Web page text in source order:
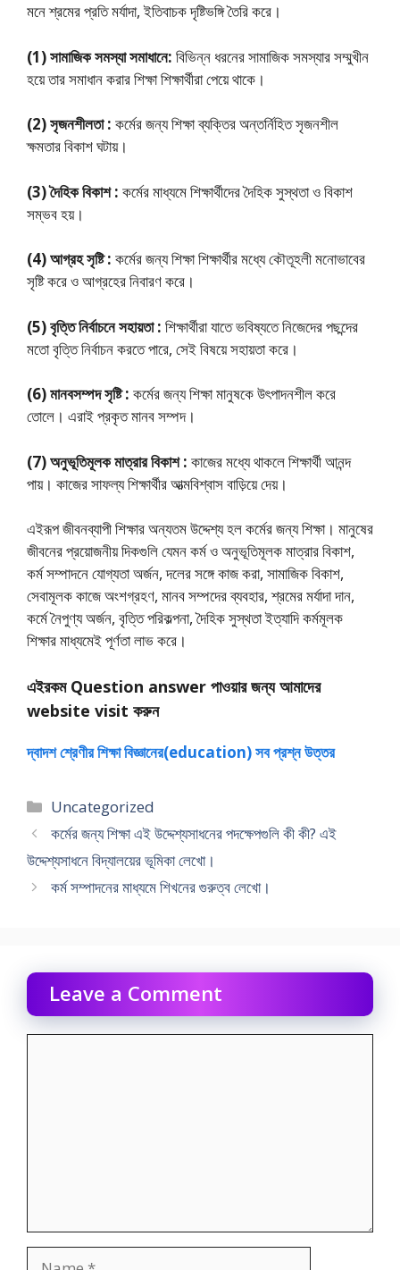
মনে শ্রমের প্রতি মর্যাদা, ইতিবাচক দৃষ্টিভঙ্গি তৈরি করে।
(1) সামাজিক সমস্যা সমাধানে: বিভিন্ন ধরনের সামাজিক সমস্যার সম্মুখীন
হয়ে তার সমাধান করার শিক্ষা শিক্ষার্থীরা পেয়ে থাকে।
(2) সৃজনশীলতা : কর্মের জন্য শিক্ষা ব্যক্তির অন্তর্নিহিত সৃজনশীল
ক্ষমতার বিকাশ ঘটায়।
(3) দৈহিক বিকাশ : কর্মের মাধ্যমে শিক্ষার্থীদের দৈহিক সুস্থতা ও বিকাশ
সম্ভব হয়।
(4) আগ্রহ সৃষ্টি : কর্মের জন্য শিক্ষা শিক্ষার্থীর মধ্যে কৌতূহলী মনােভাবের
সৃষ্টি করে ও আগ্রহের নিবারণ করে।
(5) বৃত্তি নির্বাচনে সহায়তা : শিক্ষার্থীরা যাতে ভবিষ্যতে নিজেদের পছন্দের
মতাে বৃত্তি নির্বাচন করতে পারে, সেই বিষয়ে সহায়তা করে।
(6) মানবসম্পদ সৃষ্টি : কর্মের জন্য শিক্ষা মানুষকে উৎপাদনশীল করে
তােলে। এরাই প্রকৃত মানব সম্পদ।
(7) অনুভূতিমূলক মাত্রার বিকাশ : কাজের মধ্যে থাকলে শিক্ষার্থী আনন্দ
পায়। কাজের সাফল্য শিক্ষার্থীর আত্মবিশ্বাস বাড়িয়ে দেয়।
এইরূপ জীবনব্যাপী শিক্ষার অন্যতম উদ্দেশ্য হল কর্মের জন্য শিক্ষা। মানুষের
জীবনের প্রয়ােজনীয় দিকগুলি যেমন কর্ম ও অনুভূতিমূলক মাত্রার বিকাশ,
কর্ম সম্পাদনে যােগ্যতা অর্জন, দলের সঙ্গে কাজ করা, সামাজিক বিকাশ,
সেবামূলক কাজে অংশগ্রহণ, মানব সম্পদের ব্যবহার, শ্রমের মর্যাদা দান,
কর্মে নৈপুণ্য অর্জন, বৃত্তি পরিকল্পনা, দৈহিক সুস্থতা ইত্যাদি কর্মমূলক
শিক্ষার মাধ্যমেই পূর্ণতা লাভ করে।
এইরকম Question answer পাওয়ার জন্য আমাদের
website visit করুন
দ্বাদশ শ্রেণীর শিক্ষা বিজ্ঞানের(education) সব প্রশ্ন উত্তর
Categories
Uncategorized
কর্মের জন্য শিক্ষা এই উদ্দেশ্যসাধনের পদক্ষেপগুলি কী কী? এই
উদ্দেশ্যসাধনে বিদ্যালয়ের ভূমিকা লেখাে।
কর্ম সম্পাদনের মাধ্যমে শিখনের গুরুত্ব লেখাে।
Leave a Comment